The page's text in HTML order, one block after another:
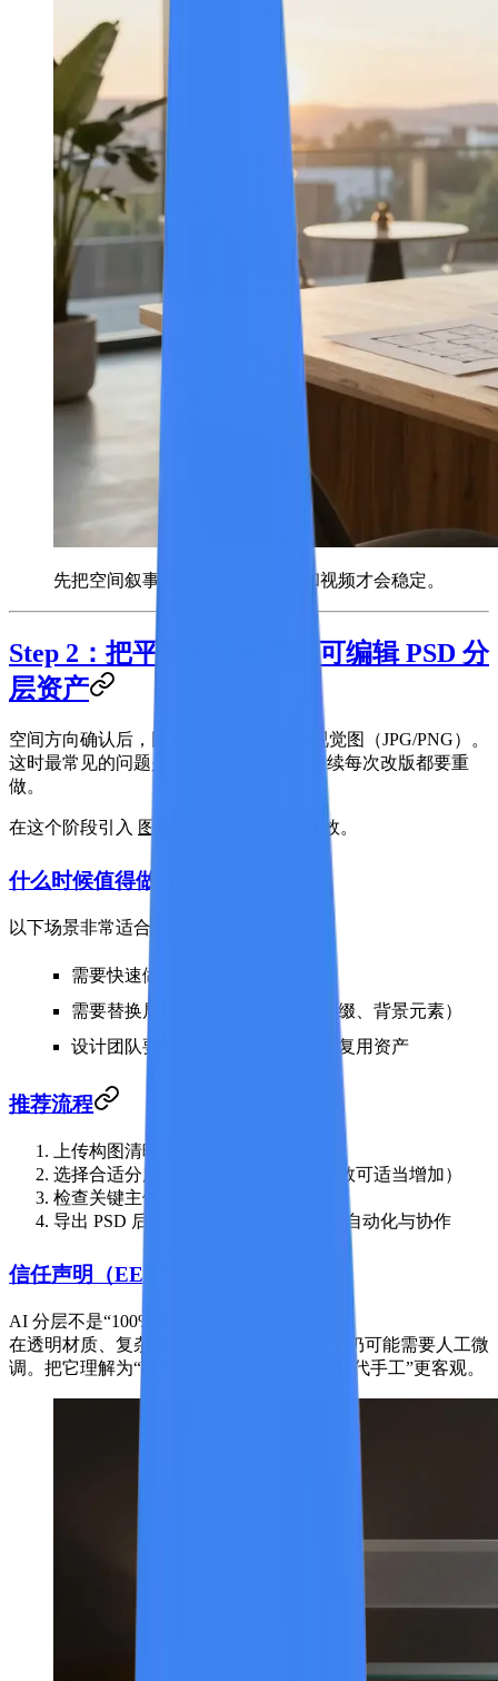
先把空间叙事做清楚，后续视觉和视频才会稳定。
Step 2：把平面视觉稿变成可编辑 PSD 分
层资产
空间方向确认后，团队通常会产出首版视觉图（JPG/PNG）。
这时最常见的问题是：图是“扁平”的，后续每次改版都要重
做。
在这个阶段引入 图片转分层 PSD 会更高效。
什么时候值得做分层
以下场景非常适合：
需要快速做多套配色和风格版本
需要替换局部物件（家具、灯光点缀、背景元素）
设计团队要给视频团队稳定交付可复用资产
推荐流程
上传构图清晰的首版图
选择合适分层数量（画面越复杂，层数可适当增加）
检查关键主体是否被正确拆层
导出 PSD 后统一图层命名，便于后续自动化与协作
信任声明（EEAT 关键）
AI 分层不是“100% 全自动无校对”。
在透明材质、复杂遮挡、细碎边缘等场景，仍可能需要人工微
调。把它理解为“提速工具”，而不是“完全替代手工”更客观。